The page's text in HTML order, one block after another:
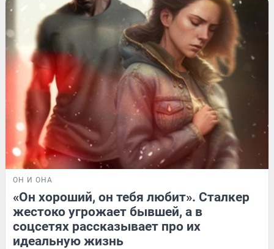
ОН И ОНА
«Он хороший, он тебя любит». Сталкер
жестоко угрожает бывшей, а в
соцсетях рассказывает про их
идеальную жизнь